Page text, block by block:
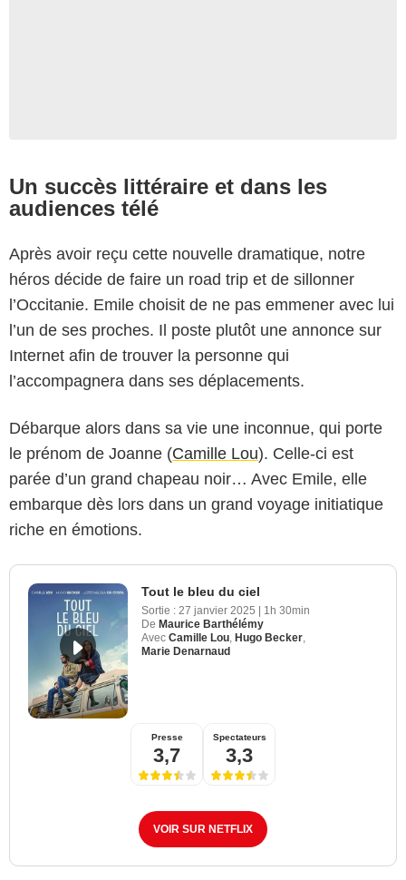
Un succès littéraire et dans les
audiences télé
Après avoir reçu cette nouvelle dramatique, notre
héros décide de faire un road trip et de sillonner
l’Occitanie. Emile choisit de ne pas emmener avec lui
l’un de ses proches. Il poste plutôt une annonce sur
Internet afin de trouver la personne qui
l’accompagnera dans ses déplacements.
Débarque alors dans sa vie une inconnue, qui porte
le prénom de Joanne (Camille Lou). Celle-ci est
parée d’un grand chapeau noir… Avec Emile, elle
embarque dès lors dans un grand voyage initiatique
riche en émotions.
Tout le bleu du ciel
Sortie : 27 janvier 2025 | 1h 30min
De Maurice Barthélémy
Avec Camille Lou Hugo Becker
Marie Denarnaud
Presse
3,7
Spectateurs
3,3
VOIR SUR NETFLIX